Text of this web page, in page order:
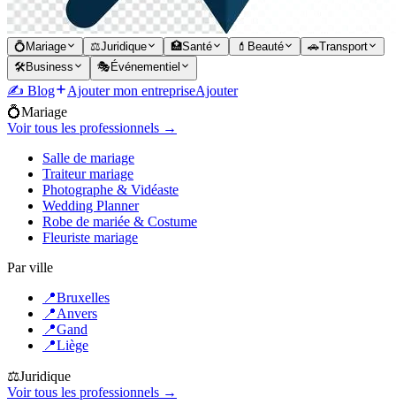
💍 Mariage ⚖️Juridique 🏥Santé 💄 Beauté 🚗Transport
🛠️Business 🎭 Événementiel
✍️ Blog Ajouter mon entrepriseAjouter
💍Mariage
Voir tous les professionnels →
Salle de mariage
Traiteur mariage
Photographe & Vidéaste
Wedding Planner
Robe de mariée & Costume
Fleuriste mariage
Par ville
📍Bruxelles
📍Anvers
📍Gand
📍Liège
⚖️Juridique
Voir tous les professionnels →